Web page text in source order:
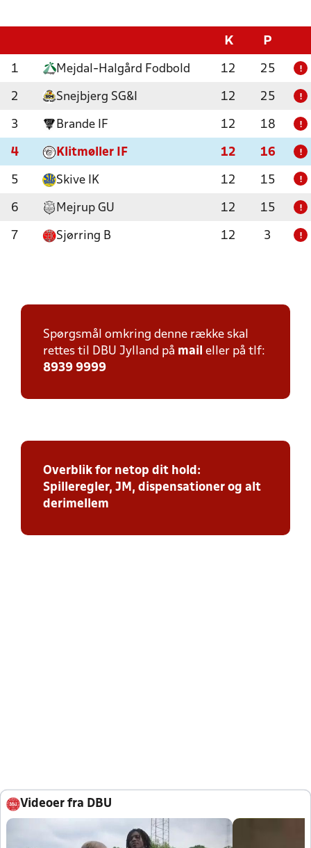
K P
1 Mejdal-Halgård Fodbold 12 25 !
2 Snejbjerg SG&I 12 25 !
3 Brande IF 12 18 !
4 Klitmøller IF 12 16 !
5 Skive IK 12 15 !
6 Mejrup GU 12 15 !
7 Sjørring B 12 3 !
Spørgsmål omkring denne række skal
rettes til DBU Jylland på mail eller på tlf:
8939 9999
Overblik for netop dit hold:
Spilleregler, JM, dispensationer og alt
derimellem
Videoer fra DBU